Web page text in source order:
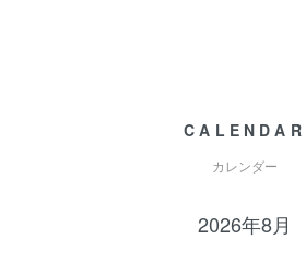
CALENDAR
カレンダー
2026年8月